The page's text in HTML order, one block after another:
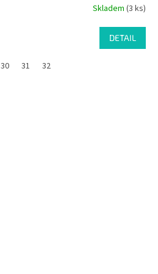
Skladem (3 ks)
DETAIL
30 31 32